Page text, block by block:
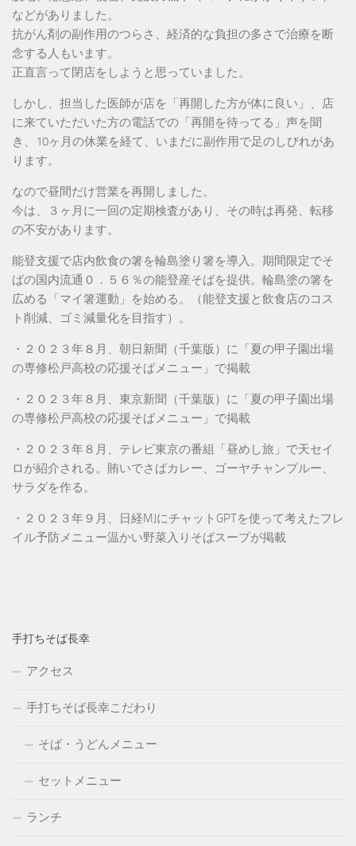
などがありました。
抗がん剤の副作用のつらさ、経済的な負担の多さで治療を断
念する人もいます。
正直言って閉店をしようと思っていました。
しかし、担当した医師が店を「再開した方が体に良い」、店
に来ていただいた方の電話での「再開を待ってる」声を聞
き、10ヶ月の休業を経て、いまだに副作用で足のしびれがあ
ります。
なので昼間だけ営業を再開しました。
今は、３ヶ月に一回の定期検査があり、その時は再発、転移
の不安があります。
能登支援で店内飲食の箸を輪島塗り箸を導入。期間限定でそ
ばの国内流通０．５６％の能登産そばを提供。輪島塗の箸を
広める「マイ箸運動」を始める。（能登支援と飲食店のコス
ト削減、ゴミ減量化を目指す）。
・２０２３年８月、朝日新聞（千葉版）に「夏の甲子園出場
の専修松戸高校の応援そばメニュー」で掲載
・２０２３年８月、東京新聞（千葉版）に「夏の甲子園出場
の専修松戸高校の応援そばメニュー」で掲載
・２０２３年８月、テレビ東京の番組「昼めし旅」で天セイ
ロが紹介される。賄いでさばカレー、ゴーヤチャンプルー、
サラダを作る。
・２０２３年９月、日経MJにチャットGPTを使って考えたフレ
イル予防メニュー温かい野菜入りそばスープが掲載
手打ちそば長幸
アクセス
手打ちそば長幸こだわり
そば・うどんメニュー
セットメニュー
ランチ